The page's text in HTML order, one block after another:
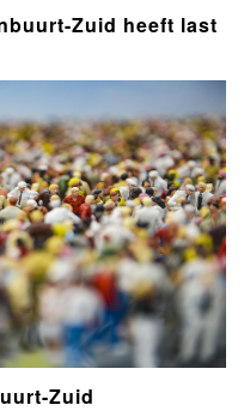
Zuid heeft last
Zuid